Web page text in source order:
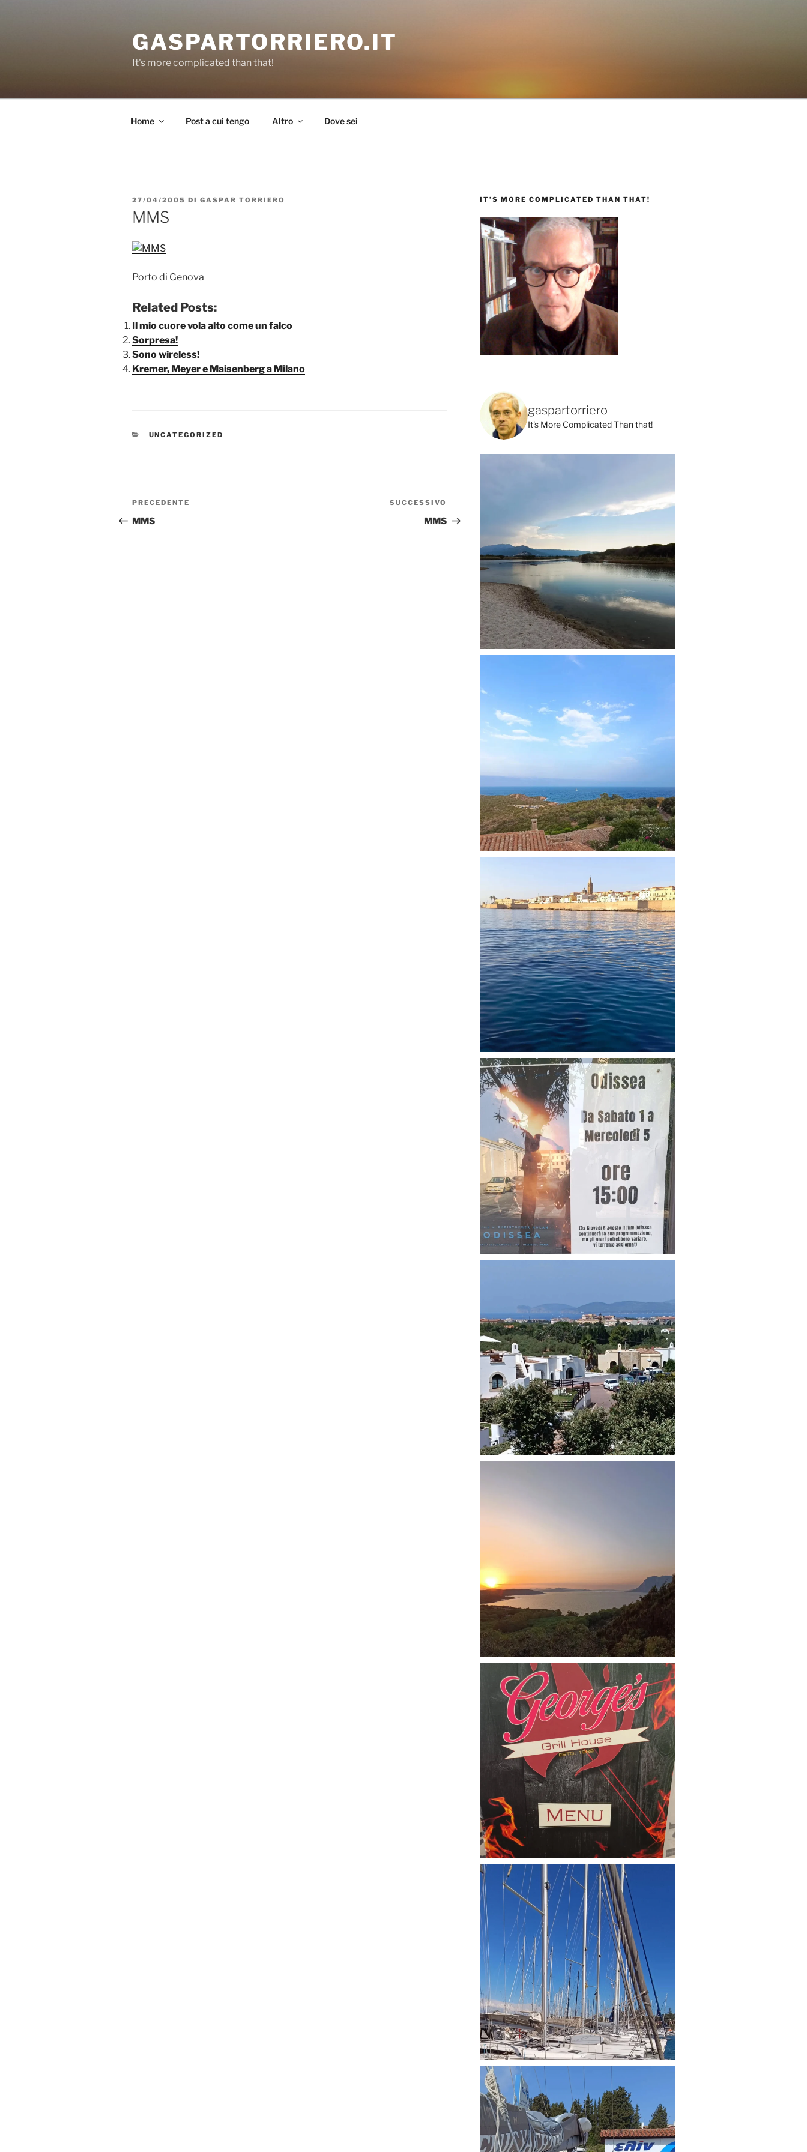
GASPARTORRIERO.IT
It's more complicated than that!
Home Post a cui tengo Altro Dove sei
PUBBLICATO
IL
27/04/2005 DI GASPAR TORRIERO
MMS
Porto di Genova
Related Posts:
Il mio cuore vola alto come un falco
Sorpresa!
Sono wireless!
Kremer, Meyer e Maisenberg a Milano
CATEGORIE
UNCATEGORIZED
Navigazione
articoli
Articolo
precedente:
PRECEDENTE
MMS
successivo
SUCCESSIVO
MMS
IT’S MORE COMPLICATED THAN THAT!
gaspartorriero
It's More Complicated Than that!